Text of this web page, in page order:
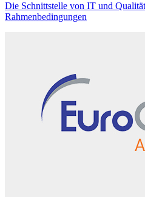
Die Schnittstelle von IT und
Rahmenbedingungen